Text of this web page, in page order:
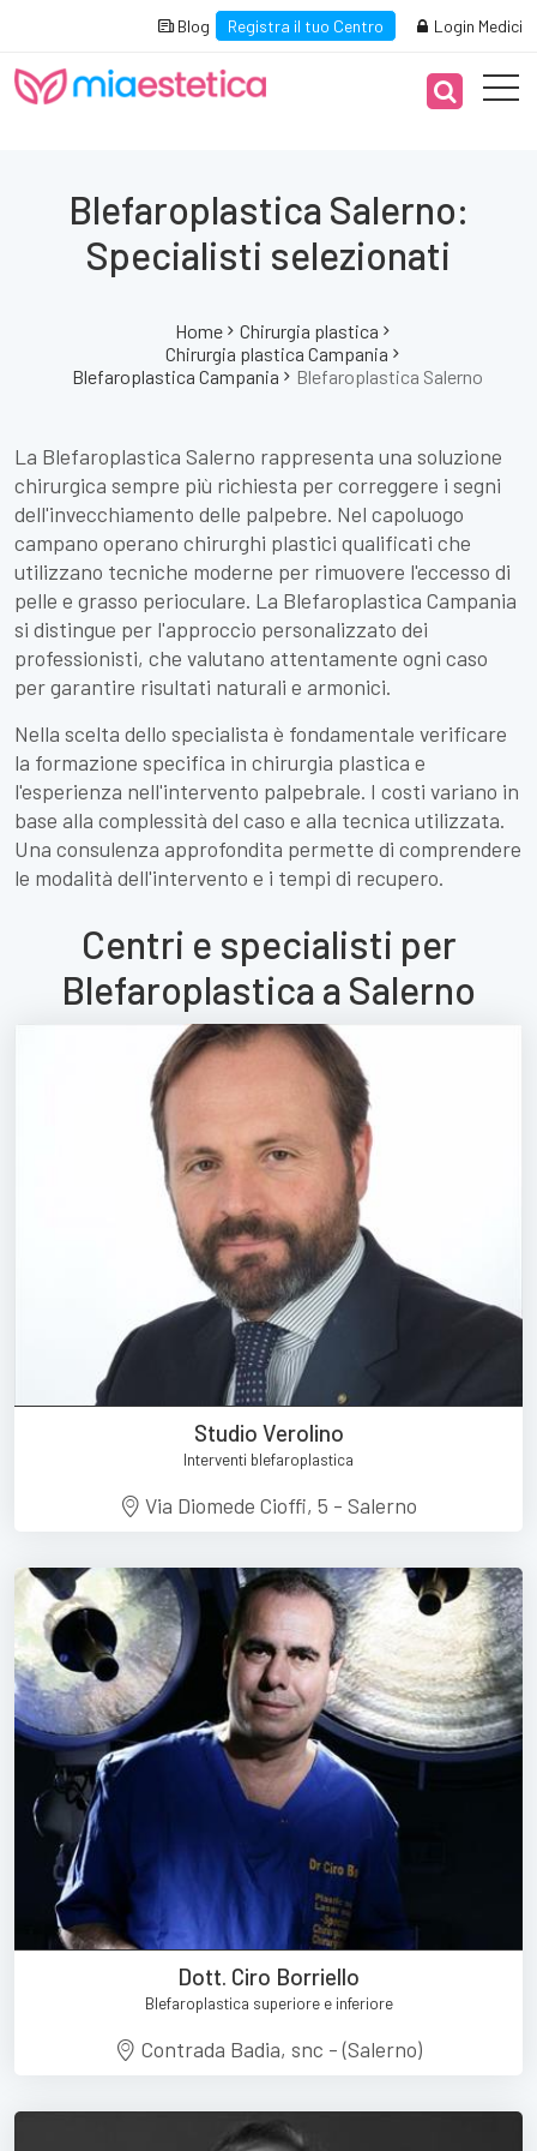
Blog Registra il tuo Centro Login Medici
Blefaroplastica Salerno:
Specialisti selezionati
Home
Chirurgia plastica
Chirurgia plastica Campania
Blefaroplastica Campania
Blefaroplastica Salerno
La Blefaroplastica Salerno rappresenta una soluzione
chirurgica sempre più richiesta per correggere i segni
dell'invecchiamento delle palpebre. Nel capoluogo
campano operano chirurghi plastici qualificati che
utilizzano tecniche moderne per rimuovere l'eccesso di
pelle e grasso perioculare. La Blefaroplastica Campania
si distingue per l'approccio personalizzato dei
professionisti, che valutano attentamente ogni caso
per garantire risultati naturali e armonici.
Nella scelta dello specialista è fondamentale verificare
la formazione specifica in chirurgia plastica e
l'esperienza nell'intervento palpebrale. I costi variano in
base alla complessità del caso e alla tecnica utilizzata.
Una consulenza approfondita permette di comprendere
le modalità dell'intervento e i tempi di recupero.
Centri e specialisti per
Blefaroplastica a Salerno
Studio Verolino
Interventi blefaroplastica
Via Diomede Cioffi, 5 - Salerno
Dott. Ciro Borriello
Blefaroplastica superiore e inferiore
Contrada Badia, snc - (Salerno)